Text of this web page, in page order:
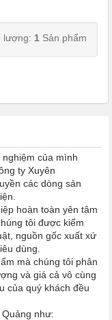
lượng: 1 Sản phẩm
của mình
ty Xuyên
các dòng sản
hoàn toàn yên tâm
tôi được kiểm
nguồn gốc xuất xứ
dùng.
mà chúng tôi phân
và giá cả vô cùng
của quý khách đều
như: